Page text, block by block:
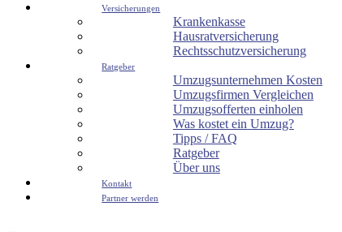
Versicherungen
Krankenkasse
Hausratversicherung
Rechtsschutzversicherung
Ratgeber
Umzugsunternehmen Kosten
Umzugsfirmen Vergleichen
Umzugsofferten einholen
Was kostet ein Umzug?
Tipps / FAQ
Ratgeber
Über uns
Kontakt
Partner werden